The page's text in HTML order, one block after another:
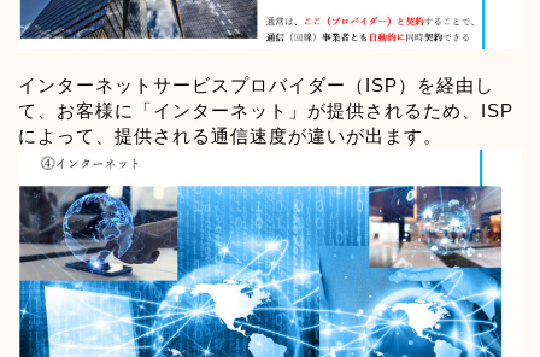
インターネットサービスプロバイダー（ISP）を経由し
て、お客様に「インターネット」が提供されるため、ISP
によって、提供される通信速度が違いが出ます。